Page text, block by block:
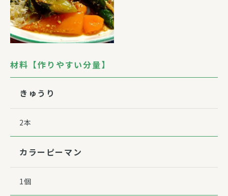
材料【作りやすい分量】
きゅうり
2本
カラーピーマン
1個